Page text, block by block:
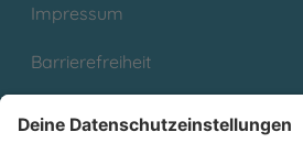
Impressum
Barrierefreiheit